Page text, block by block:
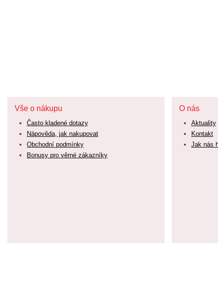
Vše o nákupu
Často kladené dotazy
Nápověda, jak nakupovat
Obchodní podmínky
Bonusy pro věrné zákazníky
O nás
Aktuality
Kontakt
Jak nás